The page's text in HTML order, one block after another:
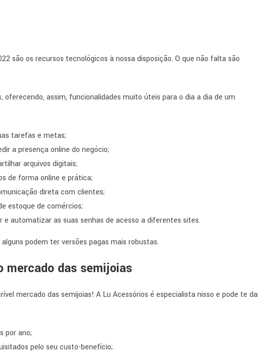
são os recursos tecnológicos à nossa disposição. O que não falta são
assim, funcionalidades muito úteis para o dia a dia de um
tarefas e metas;
a presença online do negócio;
arquivos digitais;
de forma online e prática;
direta com clientes;
estoque de comércios;
e automatizar as suas senhas de acesso a diferentes sites.
podem ter versões pagas mais robustas.
mercado das semijoias
mercado das semijoias! A Lu Acessórios é especialista nisso e pode te
por ano;
pelo seu custo-benefício;